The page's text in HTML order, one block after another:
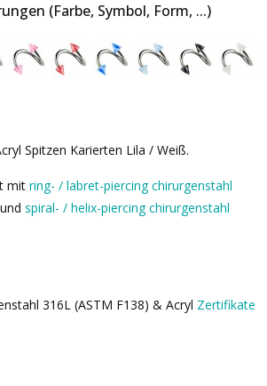
(Farbe, Symbol, Form, ...)
Spitzen Karierten Lila / Weiß.
mit ring- / labret-piercing chirurgenstahl
und spiral- / helix-piercing chirurgenstahl
316L (ASTM F138) & Acryl Zertifikate